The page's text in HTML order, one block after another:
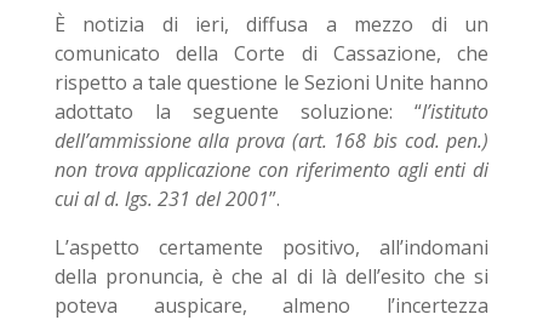
È notizia di ieri, diffusa a mezzo di un
comunicato della Corte di Cassazione, che
rispetto a tale questione le Sezioni Unite hanno
adottato la seguente soluzione: “l’istituto
dell’ammissione alla prova (art. 168 bis cod. pen.)
non trova applicazione con riferimento agli enti di
cui al d. lgs. 231 del 2001”.
L’aspetto certamente positivo, all’indomani
della pronuncia, è che al di là dell’esito che si
poteva auspicare, almeno l’incertezza